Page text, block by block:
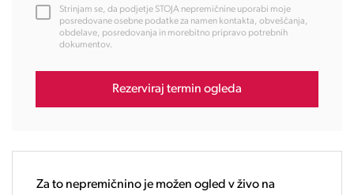
13:00
14:00
20:00
Strinjam se, da podjetje STOJA nepremičnine uporabi moje
posredovane osebne podatke za namen kontakta, obveščanja,
obdelave, posredovanja in morebitno pripravo potrebnih
dokumentov.
Rezerviraj termin ogleda
Za to nepremičnino je možen ogled v živo na